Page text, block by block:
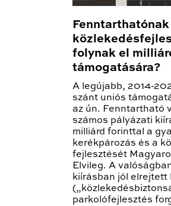
folynak el
támogatására?
A legújabb, 2014-
szánt uniós
az ún. Fenntartható
számos pályázati
milliárd forinttal a
kerékpározás és a
fejlesztését
Elvileg. A
kiírásban jól elrejtett
parkolófejlesztés